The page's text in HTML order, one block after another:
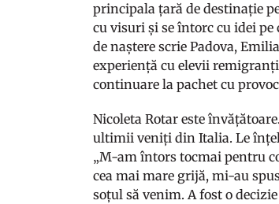
principala țară de destinație
cu visuri și se întorc cu idei pe
de naștere scrie Padova,
experiență cu elevii
continuare la pachet cu
Nicoleta Rotar este
ultimii veniți din Italia. Le
„M-am întors tocmai pentru
cea mai mare grijă, mi-au
soțul să venim. A fost o